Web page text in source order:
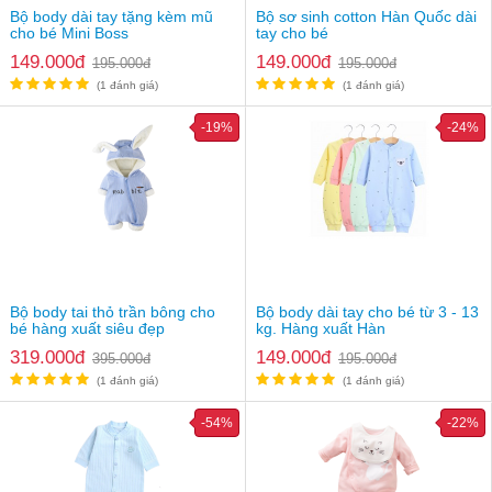
Bộ body dài tay tặng kèm mũ
cho bé Mini Boss
149.000đ 195.000đ
(1 đánh giá)
Bộ sơ sinh cotton Hàn Quốc dài
tay cho bé
149.000đ 195.000đ
(1 đánh giá)
Bộ body tai thỏ trần bông cho
bé hàng xuất siêu đẹp
319.000đ 395.000đ
-19%
(1 đánh giá)
Bộ body dài tay cho bé từ 3 - 13
kg. Hàng xuất Hàn
149.000đ 195.000đ
-24%
(1 đánh giá)
-54% -22%